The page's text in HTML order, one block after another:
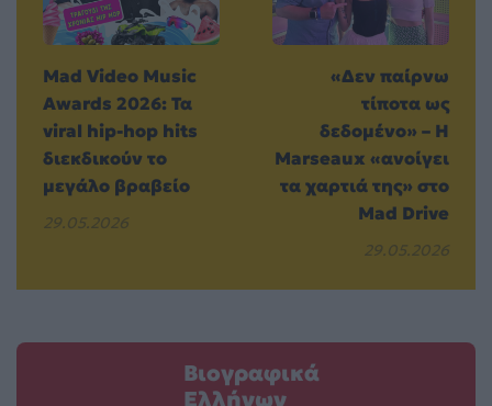
Mad Video Music
Awards 2026: Τα
viral hip-hop hits
διεκδικούν το
μεγάλο βραβείο
29.05.2026
«Δεν παίρνω
τίποτα ως
δεδομένο» – Η
Marseaux «ανοίγει
τα χαρτιά της» στο
Mad Drive
29.05.2026
Βιογραφικά
Ελλήνων